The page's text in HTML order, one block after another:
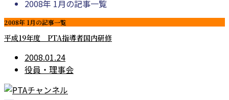
2008年 1月の記事一覧
2008年 1月の記事一覧
平成19年度 PTA指導者国内研修
2008.01.24
役員・理事会